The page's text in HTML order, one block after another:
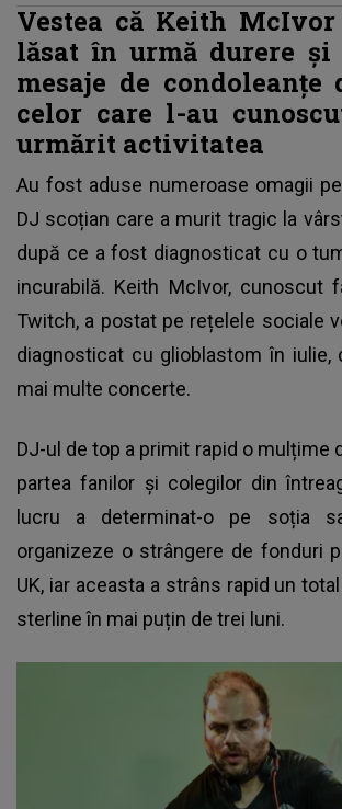
Vestea că Keith
lăsat în urmă durere
mesaje de condoleanțe
celor care l-au
urmărit activitatea
Au fost aduse numeroase omagii
DJ scoțian care a murit tragic la
după ce a fost diagnosticat cu o
incurabilă. Keith McIvor, cunoscut
Twitch, a postat pe rețelele sociale
diagnosticat cu glioblastom în iulie,
mai multe concerte.
DJ-ul de top a primit rapid o mulțime
partea fanilor și colegilor din
lucru a determinat-o pe soția
organizeze o strângere de fonduri
UK, iar aceasta a strâns rapid un
sterline în mai puțin de trei luni.